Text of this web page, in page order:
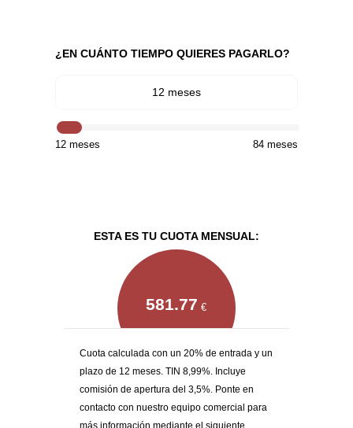
¿EN CUÁNTO TIEMPO QUIERES PAGARLO?
12 meses
12 meses 84 meses
ESTA ES TU CUOTA MENSUAL:
581.77 €
Cuota calculada con un 20% de entrada y un
plazo de 12 meses. TIN 8,99%. Incluye
comisión de apertura del 3,5%. Ponte en
contacto con nuestro equipo comercial para
más información mediante el siguiente